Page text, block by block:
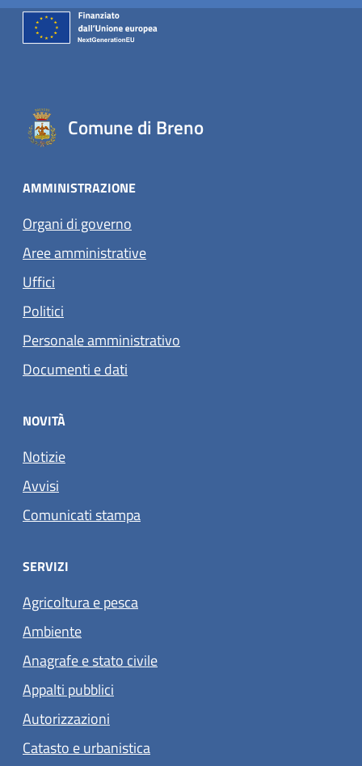
Comune di Breno
AMMINISTRAZIONE
Organi di governo
Aree amministrative
Uffici
Politici
Personale amministrativo
Documenti e dati
NOVITÀ
Notizie
Avvisi
Comunicati stampa
SERVIZI
Agricoltura e pesca
Ambiente
Anagrafe e stato civile
Appalti pubblici
Autorizzazioni
Catasto e urbanistica